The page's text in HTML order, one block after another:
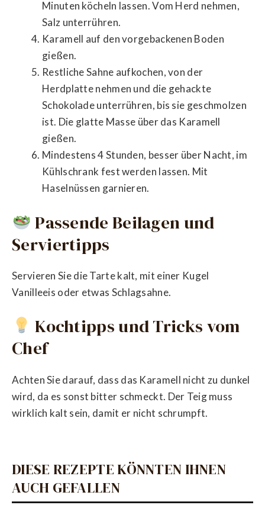
Minuten köcheln lassen. Vom Herd nehmen,
Salz unterrühren.
Karamell auf den vorgebackenen Boden
gießen.
Restliche Sahne aufkochen, von der
Herdplatte nehmen und die gehackte
Schokolade unterrühren, bis sie geschmolzen
ist. Die glatte Masse über das Karamell
gießen.
Mindestens 4 Stunden, besser über Nacht, im
Kühlschrank fest werden lassen. Mit
Haselnüssen garnieren.
Passende Beilagen und
Serviertipps
Servieren Sie die Tarte kalt, mit einer Kugel
Vanilleeis oder etwas Schlagsahne.
Kochtipps und Tricks vom
Chef
Achten Sie darauf, dass das Karamell nicht zu dunkel
wird, da es sonst bitter schmeckt. Der Teig muss
wirklich kalt sein, damit er nicht schrumpft.
DIESE REZEPTE KÖNNTEN IHNEN
AUCH GEFALLEN